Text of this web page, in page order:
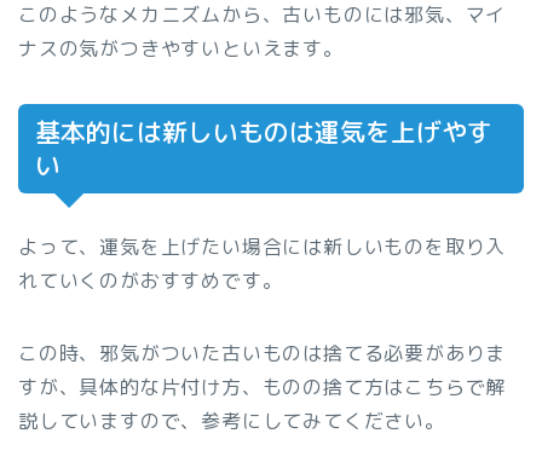
このようなメカニズムから、古いものには邪気、マイ
ナスの気がつきやすいといえます。
基本的には新しいものは運気を上げやす
い
よって、運気を上げたい場合には新しいものを取り入
れていくのがおすすめです。
この時、邪気がついた古いものは捨てる必要がありま
すが、具体的な片付け方、ものの捨て方はこちらで解
説していますので、参考にしてみてください。